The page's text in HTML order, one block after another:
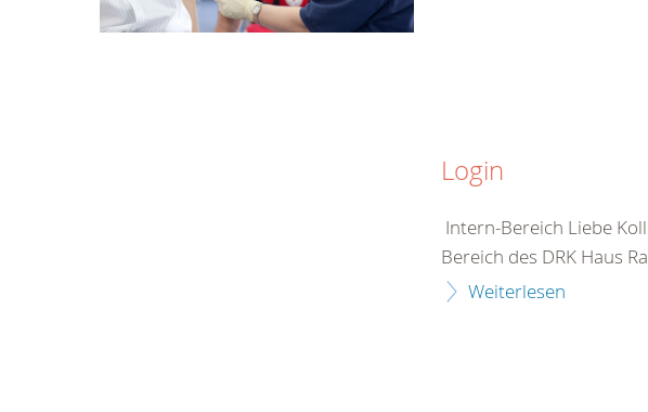
Login
Intern-Bereich Liebe
Bereich des DRK Haus
Weiterlesen